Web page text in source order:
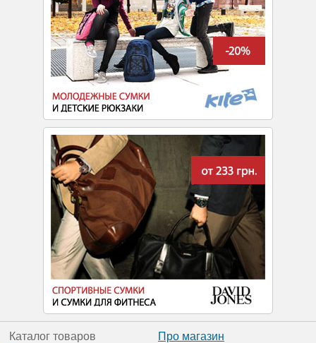
Каталог товаров Про магазин